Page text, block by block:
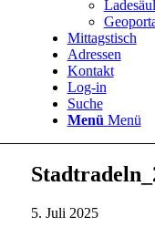
Mittagstisch
Adressen
Kontakt
Log-in
Suche
Menü Menü
5. Juli 2025